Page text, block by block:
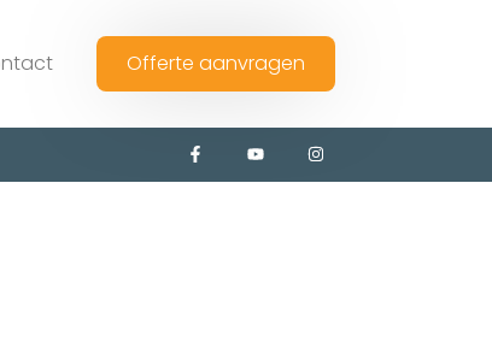
Offerte aanvragen